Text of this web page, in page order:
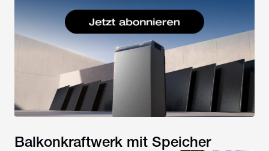
Balkonkraftwerk mit Speicher